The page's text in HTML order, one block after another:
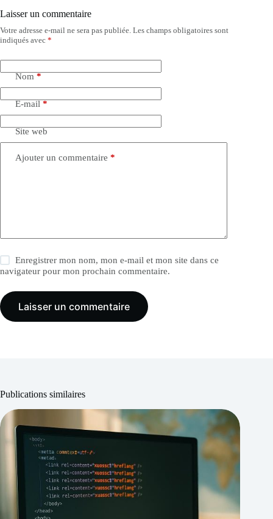
Laisser un commentaire
Votre adresse e-mail ne sera pas publiée. Les champs obligatoires sont
indiqués avec *
Nom *
E-mail *
Site web
Ajouter un commentaire *
Enregistrer mon nom, mon e-mail et mon site dans ce
navigateur pour mon prochain commentaire.
Laisser un commentaire
Publications similaires